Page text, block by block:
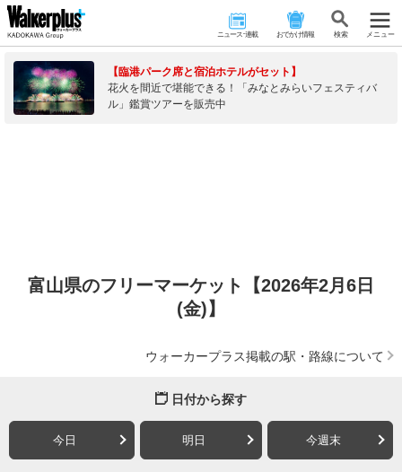
ニュース･連載 おでかけ情報 検 索 メニュー
【臨港パーク席と宿泊ホテルがセット】
花火を間近で堪能できる！「みなとみらいフェスティバ
ル」鑑賞ツアーを販売中
富山県のフリーマーケット【2026年2月6日
(金)】
ウォーカープラス掲載の駅・路線について
日付から探す
今日 明日 今週末